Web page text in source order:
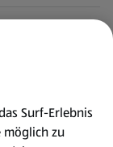
Surf-Erlebnis
zu